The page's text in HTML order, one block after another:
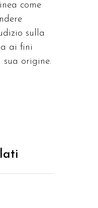
come
sulla
ai fini
sua origine.